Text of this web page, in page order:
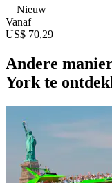
Nieuw
Vanaf
US$ 70,29
Andere
York te